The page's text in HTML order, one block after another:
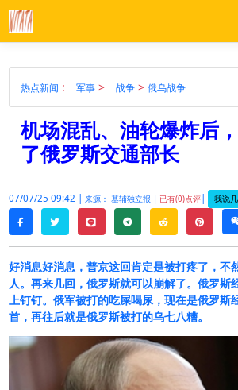
热点新闻 : 军事> 战争 > 俄乌战争
机场混乱、油轮爆炸后
了俄罗斯交通部长
07/07/25 09:42 | 来源： 基辅独立报 | 已有(0)点评| 我说
facebooktwitterline telegramreddit
好消息好消息，普京这回肯定是被打疼了，不
人。再来几回，俄罗斯就可以崩解了。俄罗斯
上钉钉。俄军被打的吃屎喝尿，现在是俄罗斯
首，再往后就是俄罗斯被打的乌七八糟。